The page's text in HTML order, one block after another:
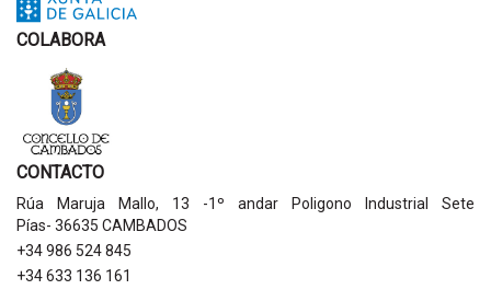
COLABORA
CONTACTO
Rúa Maruja Mallo, 13 -1º andar Poligono Industrial Sete
Pías- 36635 CAMBADOS
+34 986 524 845
+34 633 136 161